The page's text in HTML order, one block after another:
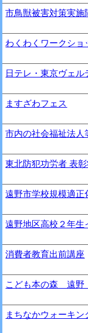
市鳥獣被害対策実施
わくわくワークショ
日テレ・東京ヴェ
ますざわフェス
市内の社会福祉法人
東北防犯功労者 表
遠野市学校規模適
遠野地区高校２年生
消費者教育出前講座
こども本の森 遠野
まちなかウォーキ